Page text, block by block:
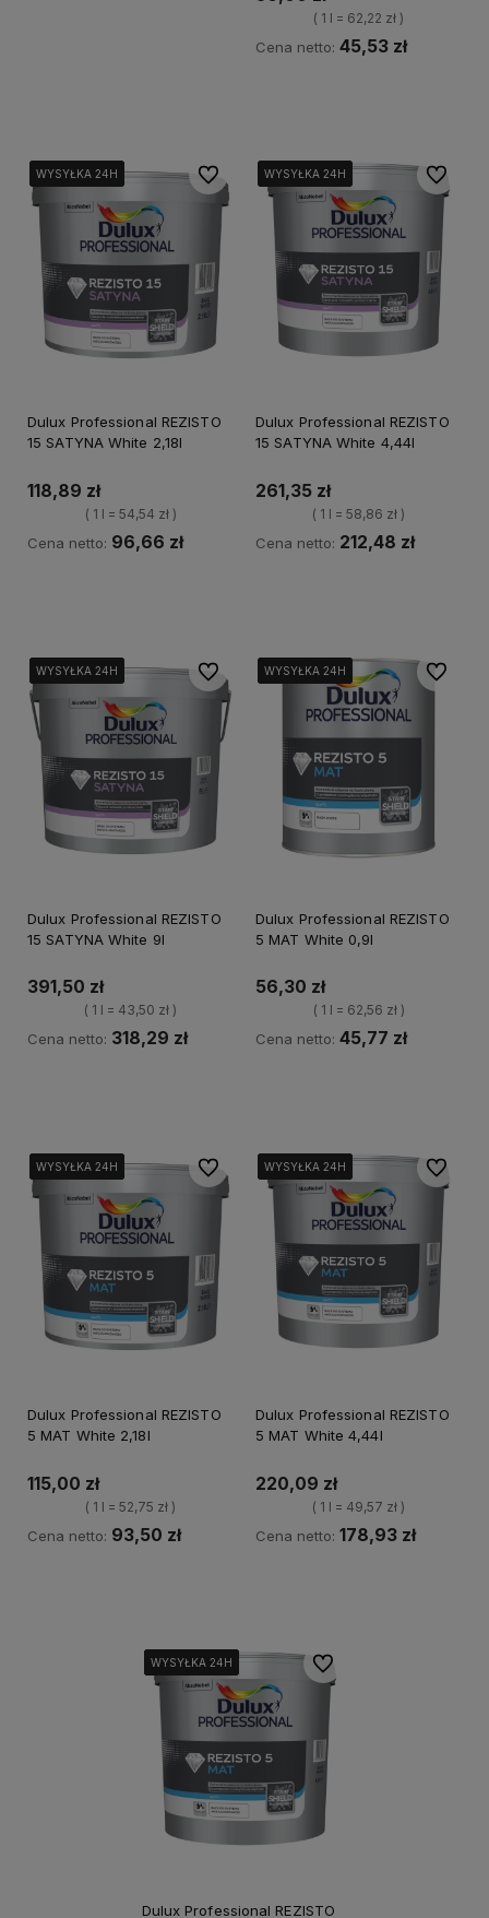
( 1 l = 62,22 zł )
Cena netto: 45,53 zł
WYSYŁKA 24H
WYSYŁKA 24H
WYSYŁKA 24H
WYSYŁKA 24H
Dulux Professional REZISTO
15 SATYNA White 2,18l
118,89 zł
( 1 l = 54,54 zł )
Cena netto: 96,66 zł
Do ulubionychWYSYŁKA 24H
WYSYŁKA 24H
WYSYŁKA 24H
WYSYŁKA 24H
Dulux Professional REZISTO
15 SATYNA White 4,44l
261,35 zł
( 1 l = 58,86 zł )
Cena netto: 212,48 zł
Do
WYSYŁKA 24H
WYSYŁKA 24H
WYSYŁKA 24H
WYSYŁKA 24H
Dulux Professional REZISTO
15 SATYNA White 9l
391,50 zł
( 1 l = 43,50 zł )
Cena netto: 318,29 zł
Do ulubionychWYSYŁKA 24H
WYSYŁKA 24H
WYSYŁKA 24H
WYSYŁKA 24H
Dulux Professional REZISTO
5 MAT White 0,9l
56,30 zł
( 1 l = 62,56 zł )
Cena netto: 45,77 zł
Do
WYSYŁKA 24H
WYSYŁKA 24H
WYSYŁKA 24H
WYSYŁKA 24H
WYSYŁKA 24H
Dulux Professional REZISTO
5 MAT White 2,18l
115,00 zł
( 1 l = 52,75 zł )
Cena netto: 93,50 zł
Do ulubionychWYSYŁKA 24H
WYSYŁKA 24H
WYSYŁKA 24H
WYSYŁKA 24H
WYSYŁKA 24H
Dulux Professional REZISTO
5 MAT White 4,44l
220,09 zł
( 1 l = 49,57 zł )
Cena netto: 178,93 zł
Do
WYSYŁKA 24H
WYSYŁKA 24H
WYSYŁKA 24H
WYSYŁKA 24H
WYSYŁKA 24H
Dulux Professional REZISTO
Do ulubionych